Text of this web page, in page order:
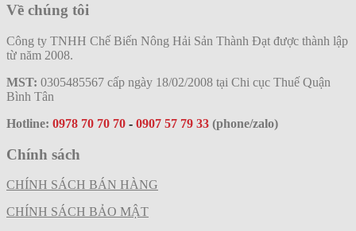
Về chúng tôi
Công ty TNHH Chế Biến Nông Hải Sản Thành Đạt được thành lập
từ năm 2008.
MST: 0305485567 cấp ngày 18/02/2008 tại Chi cục Thuế Quận
Bình Tân
Hotline: 0978 70 70 70 - 0907 57 79 33 (phone/zalo)
Chính sách
CHÍNH SÁCH BÁN HÀNG
CHÍNH SÁCH BẢO MẬT